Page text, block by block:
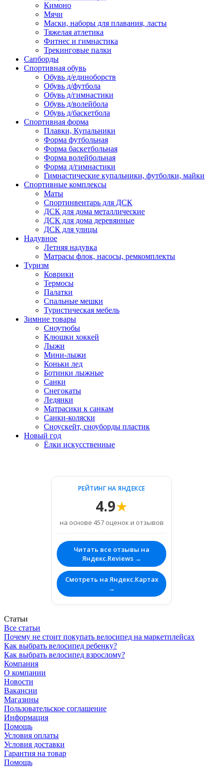
Кимоно
Мячи
Маски, наборы для плавания, ласты
Тяжелая атлетика
Фитнес и гимнастика
Трекинговые палки
Сапборды
Спортивная обувь
Обувь д/единоборств
Обувь д/футбола
Обувь д/гимнастики
Обувь д/волейбола
Обувь д/баскетбола
Спортивная форма
Плавки, Купальники
Форма футбольная
Форма баскетбольная
Форма волейбольная
Форма д/гимнастики
Гимнастические купальники, футболки, майки
Спортивные комплексы
Маты
Спортинвентарь для ДСК
ДСК для дома металлические
ДСК для дома деревянные
ДСК для улицы
Надувное
Летняя надувка
Матрасы флок, насосы, ремкомплекты
Туризм
Коврики
Термосы
Палатки
Спальные мешки
Туристическая мебель
Зимние товары
Сноутюбы
Клюшки хоккей
Лыжи
Мини-лыжи
Коньки лед
Ботинки лыжные
Санки
Снегокаты
Ледянки
Матрасики к санкам
Санки-коляски
Сноускейт, сноуборды пластик
Новый год
Ёлки искусственные
РЕЙТИНГ НА ЯНДЕКСЕ
4.9★
на основе 457 оценок и отзывов
Читать все отзывы на
Яндекс.Reviews →
Смотреть на Яндекс.Картах
→
Статьи
Все статьи
Почему не стоит покупать велосипед на маркетплейсах
Как выбрать велосипед ребенку?
Как выбрать велосипед взрослому?
Компания
О компании
Новости
Вакансии
Магазины
Пользовательское соглашение
Информация
Помощь
Условия оплаты
Условия доставки
Гарантия на товар
Помощь